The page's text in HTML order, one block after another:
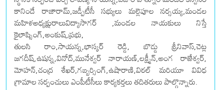
కానిందే రాజారామ్,జడ్పీటీసీ సభ్యులు మల్లెపూల నర్సయ్య,మండల
మహిళఅధ్యక్షురాలువిద్యాసాగర్ ,మండల నాయకులు నిస్తే
కైలాష్సింగ్,అంకుష్,ప్రభు,
తులసి రాం,సాయన్న,భాస్కర్ రెడ్డి, బొడ్డు శ్రీనివాస్,చెట్ల
జగదీష్,ఉషన్న,వినోద్,మునేశ్వర్ నారాయణ్,లక్ష్మీన్,అంగ రాజేశ్వర్,
మోహన్,చంద్ర శేఖర్,గబ్బర్సింగ్,ఉషారాణి,విఠల్ మరియూ వివిధ
గ్రామాల సర్పంచులు ఎంపీటీసీలు కార్యకర్తలు తదితరులు పాల్గొన్నారు.